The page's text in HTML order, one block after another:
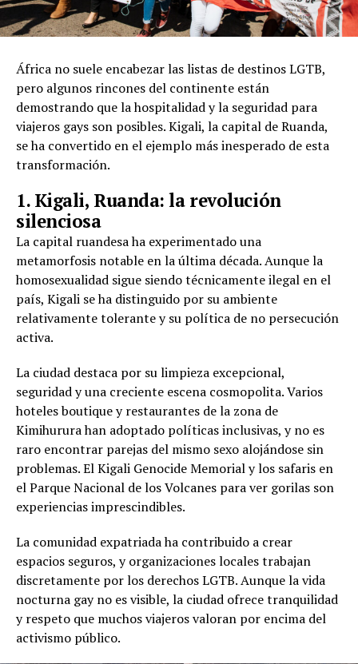
África no suele encabezar las listas de destinos LGTB,
pero algunos rincones del continente están
demostrando que la hospitalidad y la seguridad para
viajeros gays son posibles. Kigali, la capital de Ruanda,
se ha convertido en el ejemplo más inesperado de esta
transformación.
1. Kigali, Ruanda: la revolución
silenciosa
La capital ruandesa ha experimentado una
metamorfosis notable en la última década. Aunque la
homosexualidad sigue siendo técnicamente ilegal en el
país, Kigali se ha distinguido por su ambiente
relativamente tolerante y su política de no persecución
activa.
La ciudad destaca por su limpieza excepcional,
seguridad y una creciente escena cosmopolita. Varios
hoteles boutique y restaurantes de la zona de
Kimihurura han adoptado políticas inclusivas, y no es
raro encontrar parejas del mismo sexo alojándose sin
problemas. El Kigali Genocide Memorial y los safaris en
el Parque Nacional de los Volcanes para ver gorilas son
experiencias imprescindibles.
La comunidad expatriada ha contribuido a crear
espacios seguros, y organizaciones locales trabajan
discretamente por los derechos LGTB. Aunque la vida
nocturna gay no es visible, la ciudad ofrece tranquilidad
y respeto que muchos viajeros valoran por encima del
activismo público.